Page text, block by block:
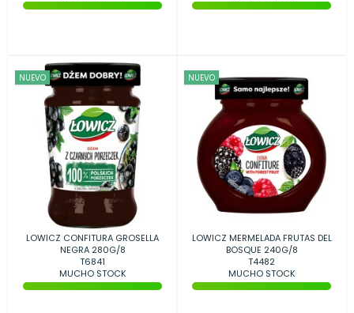
NUEVO
LOWICZ CONFITURA GROSELLA
NEGRA 280G/8
T6841
MUCHO STOCK
NUEVO
LOWICZ MERMELADA FRUTAS DEL
BOSQUE 240G/8
T4482
MUCHO STOCK